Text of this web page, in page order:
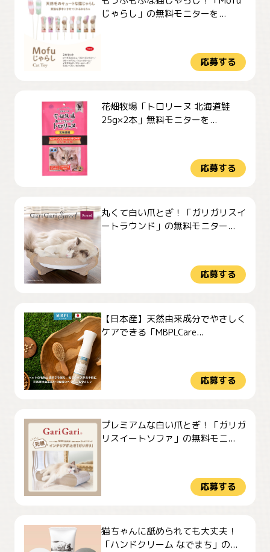
じゃらし」の無料モニターを...
応募する
花畑牧場「トロリーヌ 北海道鮭
25g×2本」無料モニターを...
応募する
丸くて白い爪とぎ！「ガリガリスイ
ートラウンド」の無料モニター...
応募する
【日本産】天然由来成分でやさしく
ケアできる「MBPLCare...
応募する
プレミアムな白い爪とぎ！「ガリガ
リスイートソファ」の無料モニ...
応募する
猫ちゃんに舐められても大丈夫！
「ハンドクリーム なでまち」の...